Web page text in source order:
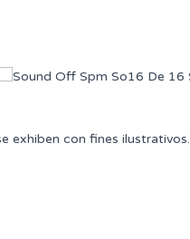
exhiben con fines ilustrativos.